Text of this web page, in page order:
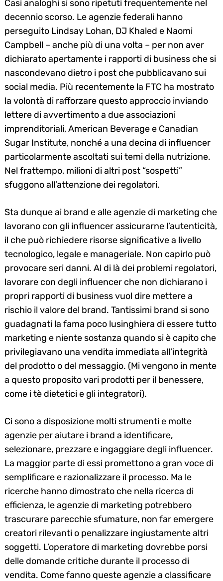
Casi analoghi si sono ripetuti frequentemente nel
decennio scorso. Le agenzie federali hanno
perseguito Lindsay Lohan, DJ Khaled e Naomi
Campbell – anche più di una volta – per non aver
dichiarato apertamente i rapporti di business che si
nascondevano dietro i post che pubblicavano sui
social media. Più recentemente la FTC ha mostrato
la volontà di rafforzare questo approccio inviando
lettere di avvertimento a due associazioni
imprenditoriali, American Beverage e Canadian
Sugar Institute, nonché a una decina di influencer
particolarmente ascoltati sui temi della nutrizione.
Nel frattempo, milioni di altri post “sospetti”
sfuggono all’attenzione dei regolatori.
Sta dunque ai brand e alle agenzie di marketing che
lavorano con gli influencer assicurarne l’autenticità,
il che può richiedere risorse significative a livello
tecnologico, legale e manageriale. Non capirlo può
provocare seri danni. Al di là dei problemi regolatori,
lavorare con degli influencer che non dichiarano i
propri rapporti di business vuol dire mettere a
rischio il valore del brand. Tantissimi brand si sono
guadagnati la fama poco lusinghiera di essere tutto
marketing e niente sostanza quando si è capito che
privilegiavano una vendita immediata all’integrità
del prodotto o del messaggio. (Mi vengono in mente
a questo proposito vari prodotti per il benessere,
come i tè dietetici e gli integratori).
Ci sono a disposizione molti strumenti e molte
agenzie per aiutare i brand a identificare,
selezionare, prezzare e ingaggiare degli influencer.
La maggior parte di essi promettono a gran voce di
semplificare e razionalizzare il processo. Ma le
ricerche hanno dimostrato che nella ricerca di
efficienza, le agenzie di marketing potrebbero
trascurare parecchie sfumature, non far emergere
creatori rilevanti o penalizzare ingiustamente altri
soggetti. L’operatore di marketing dovrebbe porsi
delle domande critiche durante il processo di
vendita. Come fanno queste agenzie a classificare